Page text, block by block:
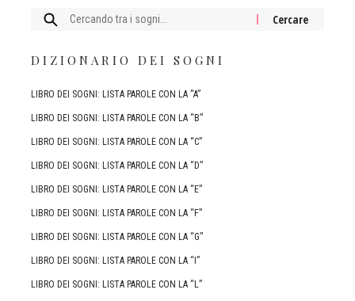
Cercare:
DIZIONARIO DEI SOGNI
LIBRO DEI SOGNI: LISTA PAROLE CON LA “A”
LIBRO DEI SOGNI: LISTA PAROLE CON LA “B”
LIBRO DEI SOGNI: LISTA PAROLE CON LA “C”
LIBRO DEI SOGNI: LISTA PAROLE CON LA “D”
LIBRO DEI SOGNI: LISTA PAROLE CON LA “E”
LIBRO DEI SOGNI: LISTA PAROLE CON LA “F”
LIBRO DEI SOGNI: LISTA PAROLE CON LA “G”
LIBRO DEI SOGNI: LISTA PAROLE CON LA “I”
LIBRO DEI SOGNI: LISTA PAROLE CON LA “L”